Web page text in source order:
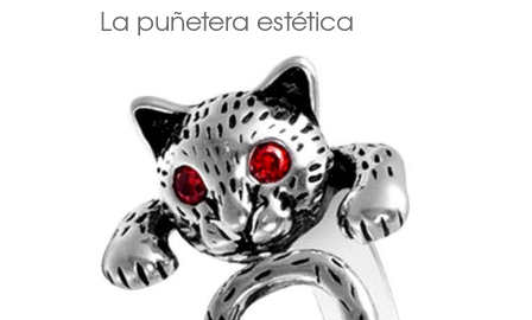
La puñetera estética